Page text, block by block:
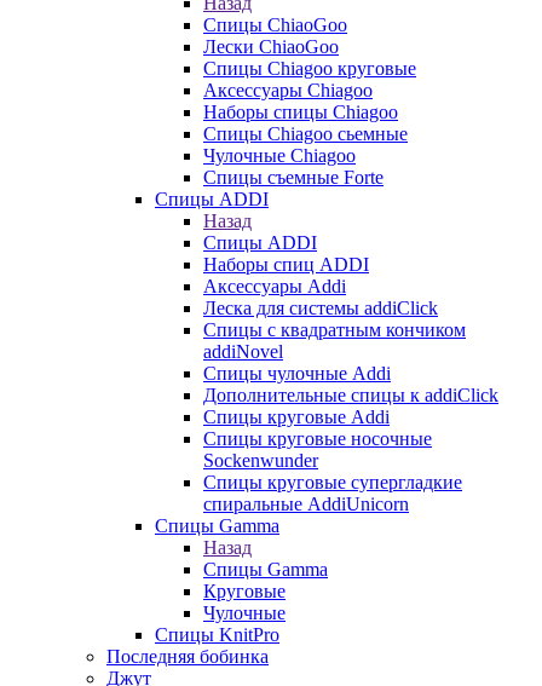
Спицы ChiaoGoo
Лески ChiaoGoo
Cпицы Сhiagoo круговые
Аксессуары Chiagoo
Наборы спицы Chiagoo
Спицы Chiagoo сьемные
Чулочные Chiagoo
Спицы съемные Forte
Спицы ADDI
Назад
Спицы ADDI
Наборы спиц ADDI
Аксессуары Addi
Леска для системы addiClick
Спицы с квадратным кончиком
addiNovel
Спицы чулочные Addi
Дополнительные спицы к addiClick
Спицы круговые Addi
Спицы круговые носочные
Sockenwunder
Спицы круговые супергладкие
спиральные AddiUnicorn
Спицы Gamma
Назад
Спицы Gamma
Круговые
Чулочные
Спицы KnitPro
Последняя бобинка
Джут